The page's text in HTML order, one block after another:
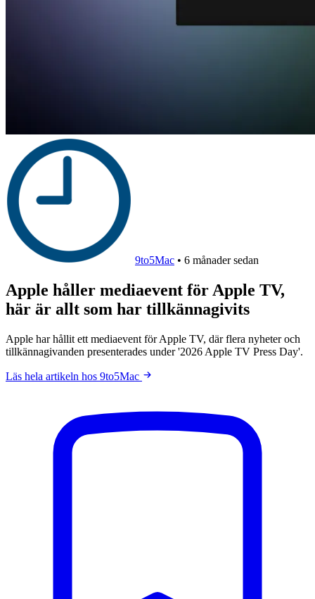
9to5Mac • 6 månader sedan
Apple håller mediaevent för Apple TV,
här är allt som har tillkännagivits
Apple har hållit ett mediaevent för Apple TV, där flera nyheter och
tillkännagivanden presenterades under '2026 Apple TV Press Day'.
Läs hela artikeln hos 9to5Mac